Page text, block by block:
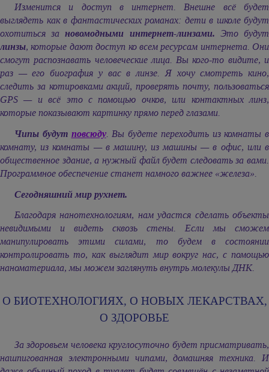
Изменится и доступ в интернет. Внешне всё будет
выглядеть как в фантастических романах: дети в школе будут
охотиться зановомодными интернет-линзами. Это будут
линзы, которые дают доступ ко всем ресурсам интернета. Они
смогут распознавать человеческие лица. Вы кого-то видите, и
раз — его биография у вас в линзе. Я хочу смотреть кино,
следить за котировками акций, проверять почту, пользоваться
GPS — и всё это с помощью очков, или контактных линз,
которые показывают картинку прямо перед глазами.
Чипы будут повсюду. Вы будете переходить из комнаты в
комнату, из комнаты — в машину, из машины — в офис, или в
общественное здание, а нужный файл будет следовать за вами.
Программное обеспечение станет намного важнее «железа».
Cегодняшний мир рухнет.
Благодаря нанотехнологиям, нам удастся сделать объекты
невидимыми и видеть сквозь стены. Если мы сможем
манипулировать этими силами, то будем в состоянии
контролировать то, как выглядит мир вокруг нас, с помощью
наноматериала, мы можем заглянуть внутрь молекулы ДНК.
О БИОТЕХНОЛОГИЯХ, О НОВЫХ ЛЕКАРСТВАХ,
О ЗДОРОВЬЕ
За здоровьем человека круглосуточно будет присматривать,
нашпигованная электронными чипами, домашняя техника. И